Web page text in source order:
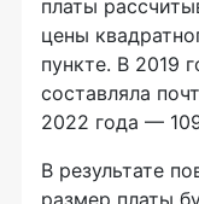
платы
цены
пункте. В 2019
составляла
2022 года —
В результате
размер платы